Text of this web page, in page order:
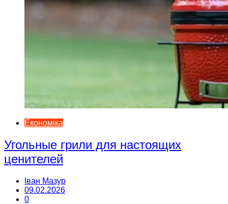
Економіка
Угольные грили для настоящих
ценителей
Іван Мазур
09.02.2026
0